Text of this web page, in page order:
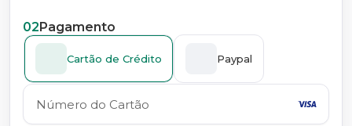
02Pagamento
Cartão de Crédito Paypal